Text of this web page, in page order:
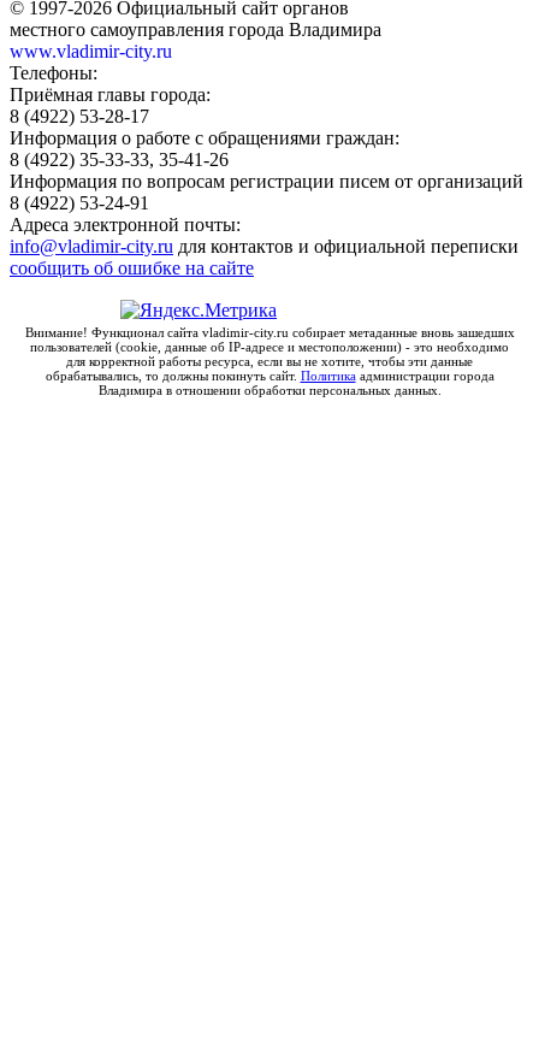
© 1997-2026 Официальный сайт органов
местного самоуправления города Владимира
www.vladimir-city.ru
Телефоны:
Приёмная главы города:
8 (4922) 53-28-17
Информация о работе с обращениями граждан:
8 (4922) 35-33-33, 35-41-26
Информация по вопросам регистрации писем от организаций
8 (4922) 53-24-91
Адреса электронной почты:
info@vladimir-city.ru для контактов и официальной переписки
сообщить об ошибке на сайте
Внимание! Функционал сайта vladimir-city.ru собирает метаданные вновь зашедших
пользователей (cookie, данные об IP-адресе и местоположении) - это необходимо
для корректной работы ресурса, если вы не хотите, чтобы эти данные
обрабатывались, то должны покинуть сайт. Политикаадминистрации города
Владимира в отношении обработки персональных данных.